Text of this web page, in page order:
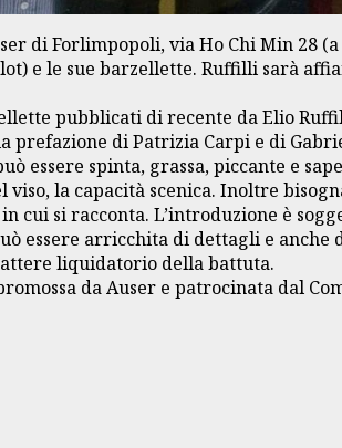
di Forlimpopoli, via Ho Chi Min 28
e le sue barzellette. Ruffilli sarà
pubblicati di recente da Elio
prefazione di Patrizia Carpi e di
essere spinta, grassa, piccante e
la capacità scenica. Inoltre
si racconta. L’introduzione è
essere arricchita di dettagli e anche
liquidatorio della battuta.
da Auser e patrocinata dal